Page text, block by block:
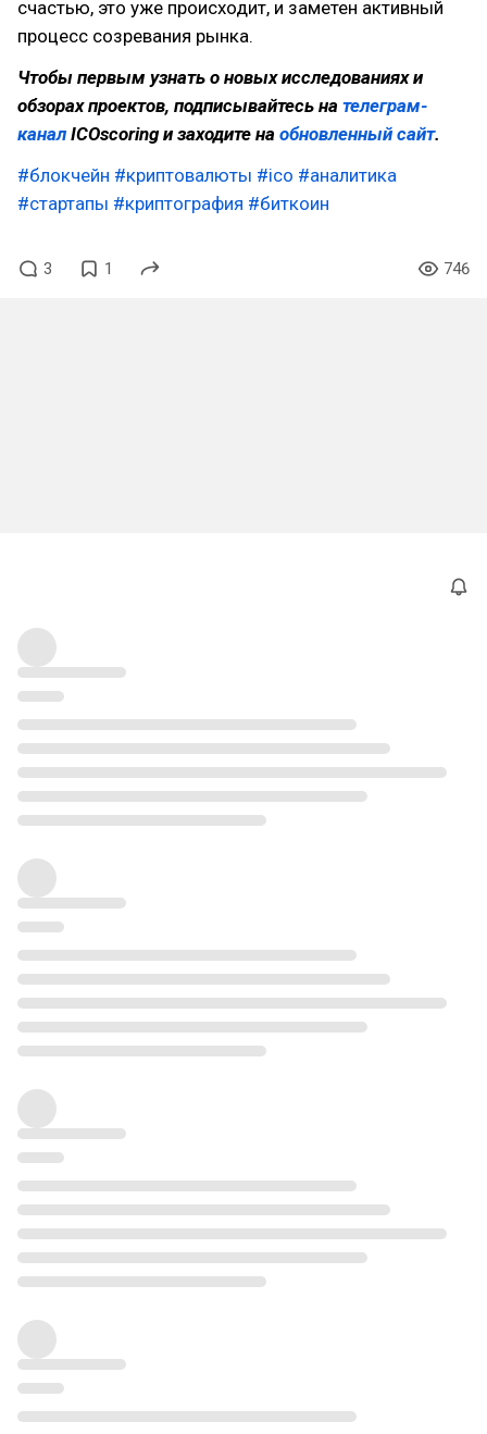
счастью, это уже происходит, и заметен активный
процесс созревания рынка.
Чтобы первым узнать о новых исследованиях и
обзорах проектов, подписывайтесь на телеграм-
канал ICOscoring и заходите на обновленный сайт.
#блокчейн #криптовалюты #ico #аналитика
#стартапы #криптография #биткоин
3 1 746